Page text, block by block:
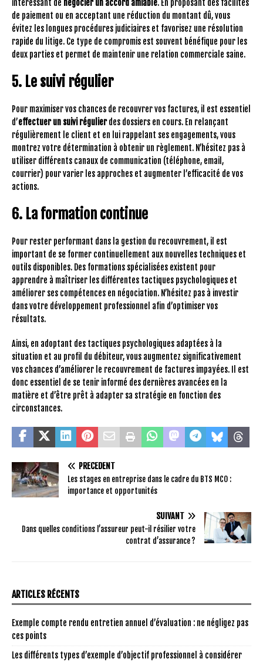
intéressant de négocier un accord amiable. En proposant des facilités
de paiement ou en acceptant une réduction du montant dû, vous
évitez les longues procédures judiciaires et favorisez une résolution
rapide du litige. Ce type de compromis est souvent bénéfique pour les
deux parties et permet de maintenir une relation commerciale saine.
5. Le suivi régulier
Pour maximiser vos chances de recouvrer vos factures, il est essentiel
d’effectuer un suivi régulierdes dossiers en cours. En relançant
régulièrement le client et en lui rappelant ses engagements, vous
montrez votre détermination à obtenir un règlement. N’hésitez pas à
utiliser différents canaux de communication (téléphone, email,
courrier) pour varier les approches et augmenter l’efficacité de vos
actions.
6. La formation continue
Pour rester performant dans la gestion du recouvrement, il est
important de se former continuellement aux nouvelles techniques et
outils disponibles. Des formations spécialisées existent pour
apprendre à maîtriser les différentes tactiques psychologiques et
améliorer ses compétences en négociation. N’hésitez pas à investir
dans votre développement professionnel afin d’optimiser vos
résultats.
Ainsi, en adoptant des tactiques psychologiques adaptées à la
situation et au profil du débiteur, vous augmentez significativement
vos chances d’améliorer le recouvrement de factures impayées. Il est
donc essentiel de se tenir informé des dernières avancées en la
matière et d’être prêt à adapter sa stratégie en fonction des
circonstances.
PRÉCÉDENT
Les stages en entreprise dans le cadre du BTS MCO :
importance et opportunités
SUIVANT
Dans quelles conditions l’assureur peut-il résilier votre
contrat d’assurance ?
ARTICLES RÉCENTS
Exemple compte rendu entretien annuel d’évaluation : ne négligez pas
ces points
Les différents types d’exemple d’objectif professionnel à considérer